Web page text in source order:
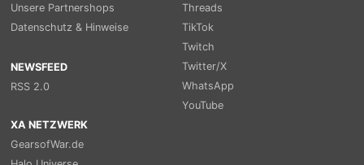
Unsere Partnershops
Datenschutz & Hinweise
NEWSFEED
RSS 2.0
Threads
TikTok
Twitch
Twitter/X
WhatsApp
YouTube
XA NETZWERK
GearsofWar.de